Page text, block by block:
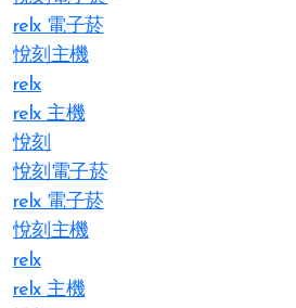
relx 電子菸
悅刻主機
relx
relx 主機
悅刻
悅刻電子菸
relx 電子菸
悅刻主機
relx
relx 主機